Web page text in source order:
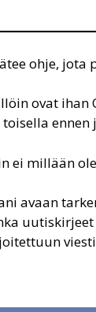
ohje,
ovat ihan
ennen
ei millään
avaan